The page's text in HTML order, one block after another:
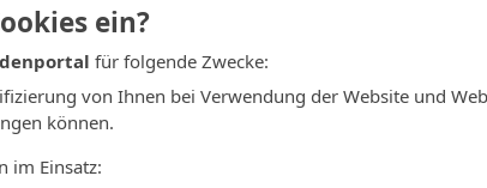
ein?
für folgende Zwecke:
von Ihnen bei Verwendung der Website und
können.
im Einsatz: